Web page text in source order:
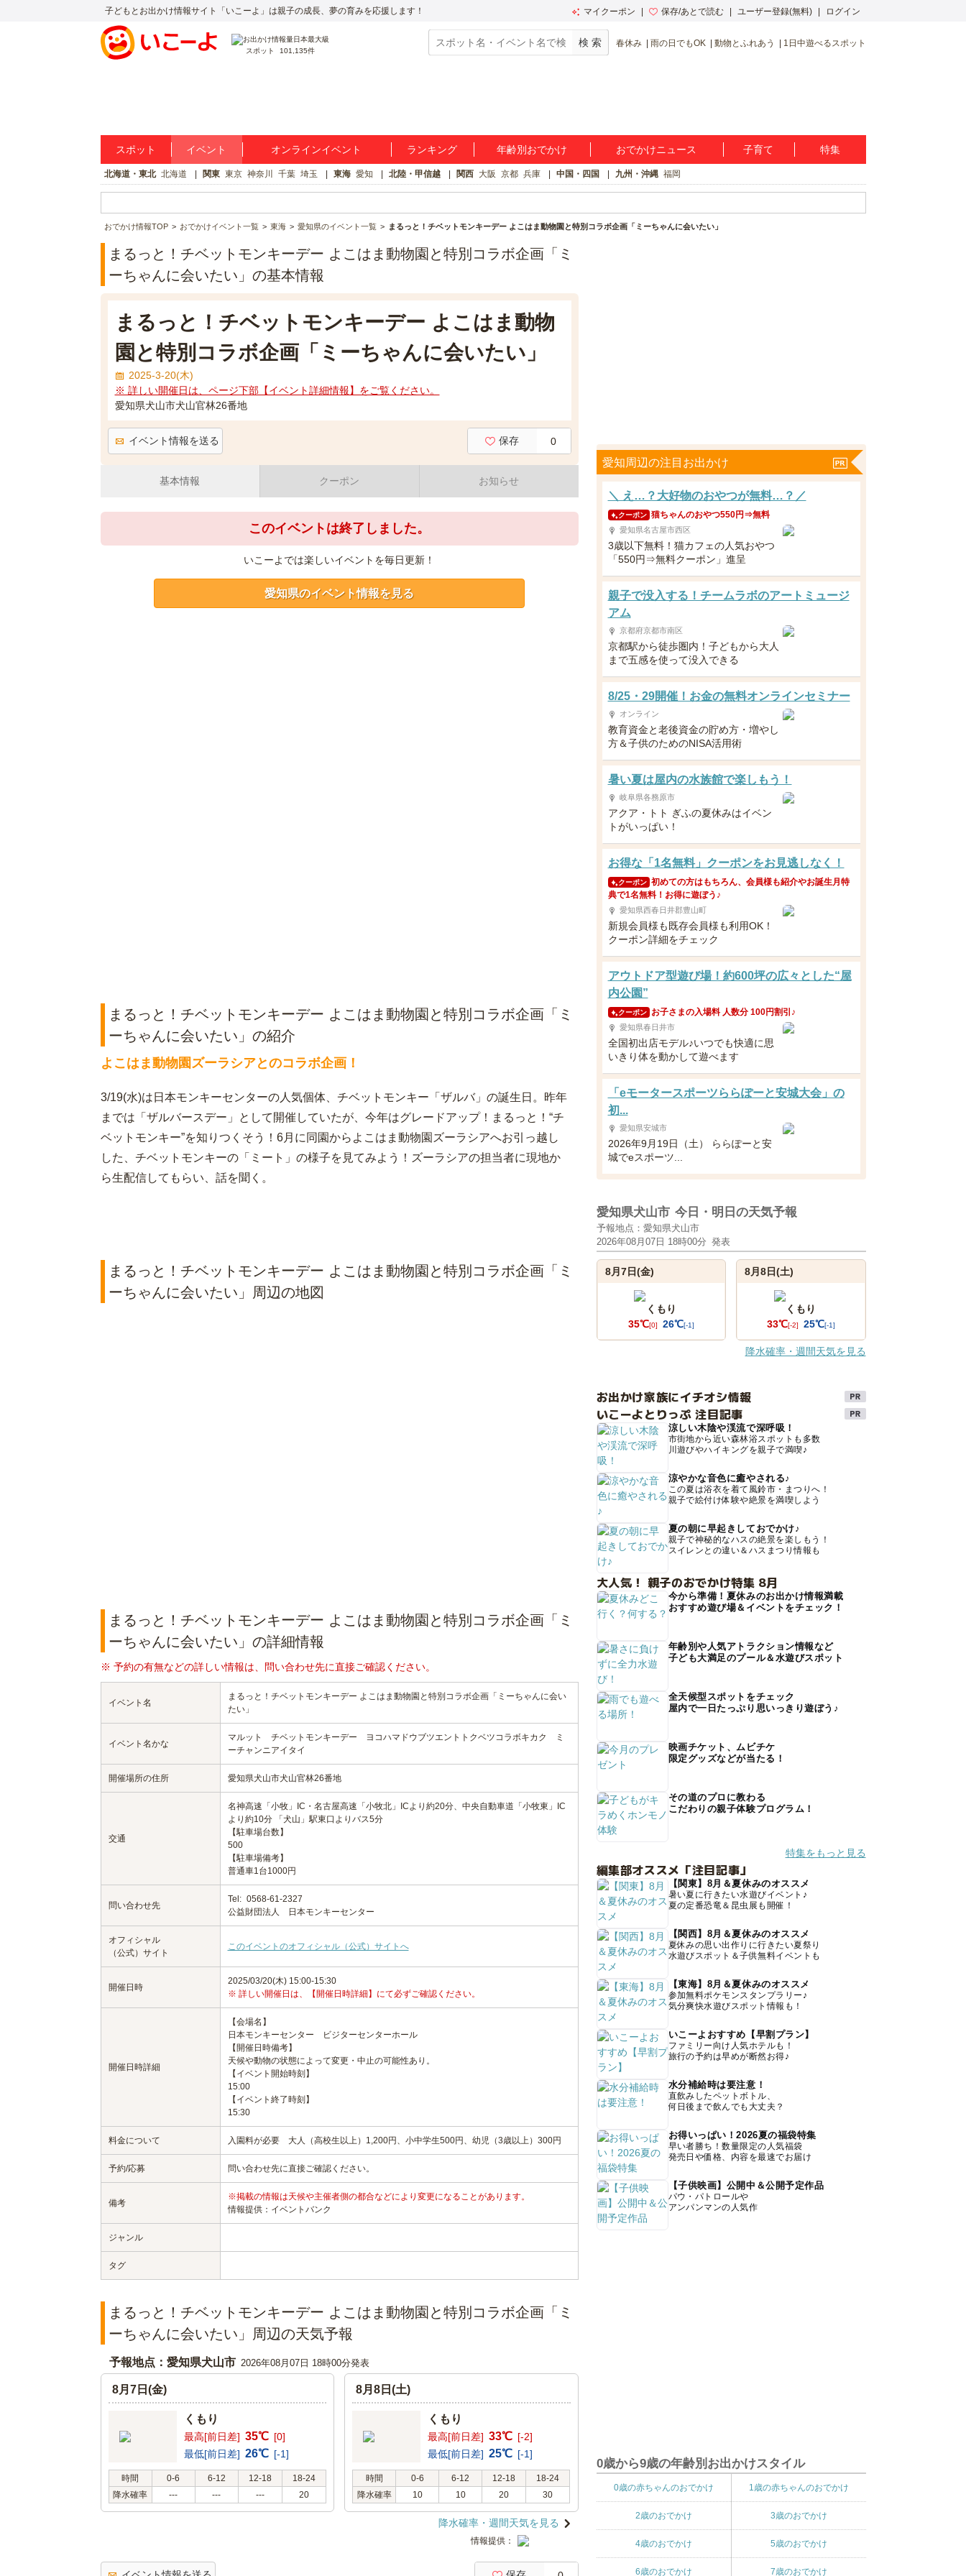
子どもとお出かけ情報サイト「いこーよ」は親子の成長、夢の育みを応援します！ マイクーポン 保存/あとで読む ユーザー登録(無料) ログイン
スポット 101,135件
春休み 雨の日でもOK 動物とふれあう 1日中遊べるスポット
スポット イベント オンラインイベント ランキング 年齢別おでかけ おでかけニュース 子育て 特集
北海道・東北 北海道 関東 東京 神奈川 千葉 埼玉 東海 愛知 北陸・甲信越 関西 大阪 京都 兵庫 中国・四国 九州・沖縄 福岡
おでかけ情報TOP おでかけイベント一覧 東海 愛知県のイベント一覧 まるっと！チベットモンキーデー よこはま動物園と特別コラボ企画「ミーちゃんに会いたい」
まるっと！チベットモンキーデー よこはま動物園と特別コラボ企画「ミ
ーちゃんに会いたい」の基本情報
まるっと！チベットモンキーデー よこはま動物
園と特別コラボ企画「ミーちゃんに会いたい」
2025-3-20(木)
※ 詳しい開催日は、ページ下部【イベント詳細情報】をご覧ください。
愛知県犬山市犬山官林26番地
イベント情報を送る 保存 0
基本情報 クーポン お知らせ
このイベントは終了しました。
いこーよでは楽しいイベントを毎日更新！
愛知県のイベント情報を見る
まるっと！チベットモンキーデー よこはま動物園と特別コラボ企画「ミ
ーちゃんに会いたい」の紹介
よこはま動物園ズーラシアとのコラボ企画！
3/19(水)は日本モンキーセンターの人気個体、チベットモンキー「ザルバ」の誕生日。昨年
までは「ザルバースデー」として開催していたが、今年はグレードアップ！まるっと！“チ
ベットモンキー”を知りつくそう！6月に同園からよこはま動物園ズーラシアへお引っ越し
した、チベットモンキーの「ミート」の様子を見てみよう！ズーラシアの担当者に現地か
ら生配信してもらい、話を聞く。
まるっと！チベットモンキーデー よこはま動物園と特別コラボ企画「ミ
ーちゃんに会いたい」周辺の地図
まるっと！チベットモンキーデー よこはま動物園と特別コラボ企画「ミ
ーちゃんに会いたい」の詳細情報
※ 予約の有無などの詳しい情報は、問い合わせ先に直接ご確認ください。
イベント名
まるっと！チベットモンキーデー よこはま動物園と特別コラボ企画「ミーちゃんに会い
たい」
イベント名かな
マルット チベットモンキーデー ヨコハマドウブツエントトクベツコラボキカク ミ
ーチャンニアイタイ
開催場所の住所 愛知県犬山市犬山官林26番地
交通
名神高速「小牧」IC・名古屋高速「小牧北」ICより約20分、中央自動車道「小牧東」IC
より約10分 「犬山」駅東口よりバス5分
【駐車場台数】
500
【駐車場備考】
普通車1台1000円
問い合わせ先
Tel: 0568-61-2327
公益財団法人 日本モンキーセンター
オフィシャル
（公式）サイト
このイベントのオフィシャル（公式）サイトへ
開催日時
2025/03/20(木) 15:00-15:30
※ 詳しい開催日は、【開催日時詳細】にて必ずご確認ください。
開催日時詳細
【会場名】
日本モンキーセンター ビジターセンターホール
【開催日時備考】
天候や動物の状態によって変更・中止の可能性あり。
【イベント開始時刻】
15:00
【イベント終了時刻】
15:30
料金について 入園料が必要 大人（高校生以上）1,200円、小中学生500円、幼児（3歳以上）300円
予約/応募 問い合わせ先に直接ご確認ください。
備考
※掲載の情報は天候や主催者側の都合などにより変更になることがあります。
情報提供：イベントバンク
ジャンル
タグ
まるっと！チベットモンキーデー よこはま動物園と特別コラボ企画「ミ
ーちゃんに会いたい」周辺の天気予報
予報地点：愛知県犬山市 2026年08月07日 18時00分発表
8月7日(金)
くもり
最高[前日差] 35℃ [0]
最低[前日差] 26℃ [-1]
時間 0-6 6-12 12-18
18-24
降水確率
--- --- --- 20
8月8日(土)
くもり
最高[前日差] 33℃ [-2]
最低[前日差] 25℃ [-1]
時間 0-6 6-12 12-18
18-24
降水確率
10 10 20 30
降水確率・週間天気を見る
情報提供：
愛知周辺の注目お出かけ
＼ え…？大好物のおやつが無料…？／
クーポン 猫ちゃんのおやつ550円⇒無料
愛知県名古屋市西区
3歳以下無料！猫カフェの人気おやつ
「550円⇒無料クーポン」進呈
親子で没入する！チームラボのアートミュージ
アム
京都府京都市南区
京都駅から徒歩圏内！子どもから大人
まで五感を使って没入できる
8/25・29開催！お金の無料オンラインセミナー
オンライン
教育資金と老後資金の貯め方・増やし
方＆子供のためのNISA活用術
暑い夏は屋内の水族館で楽しもう！
岐阜県各務原市
アクア・トト ぎふの夏休みはイベン
トがいっぱい！
お得な「1名無料」クーポンをお見逃しなく！
クーポン 初めての方はもちろん、会員様も紹介やお誕生月特
典で1名無料！お得に遊ぼう♪
愛知県西春日井郡豊山町
新規会員様も既存会員様も利用OK！
クーポン詳細をチェック
アウトドア型遊び場！約600坪の広々とした“屋
内公園”
クーポン お子さまの入場料 人数分 100円割引♪
愛知県春日井市
全国初出店モデル♪いつでも快適に思
いきり体を動かして遊べます
「eモータースポーツららぽーと安城大会」の
初...
愛知県安城市
2026年9月19日（土） ららぽーと安
城でeスポーツ...
愛知県犬山市 今日・明日の天気予報
予報地点：愛知県犬山市
2026年08月07日 18時00分 発表
8月7日(金)
くもり
35℃[0] 26℃[-1]
8月8日(土)
くもり
33℃[-2] 25℃[-1]
降水確率・週間天気を見る
お出かけ家族にイチオシ情報
いこーよとりっぷ 注目記事
涼しい木陰や渓流で深呼吸！
市街地から近い森林浴スポットも多数
川遊びやハイキングを親子で満喫♪
涼やかな音色に癒やされる♪
この夏は浴衣を着て風鈴市・まつりへ！
親子で絵付け体験や絶景を満喫しよう
夏の朝に早起きしておでかけ♪
親子で神秘的なハスの絶景を楽しもう！
スイレンとの違い＆ハスまつり情報も
大人気！ 親子のおでかけ特集 8月
今から準備！夏休みのお出かけ情報満載
おすすめ遊び場＆イベントをチェック！
年齢別や人気アトラクション情報など
子ども大満足のプール＆水遊びスポット
全天候型スポットをチェック
屋内で一日たっぷり思いっきり遊ぼう♪
映画チケット、ムビチケ
限定グッズなどが当たる！
その道のプロに教わる
こだわりの親子体験プログラム！
特集をもっと見る
編集部オススメ「注目記事」
【関東】8月＆夏休みのオススメ
暑い夏に行きたい水遊びイベント♪
夏の定番恐竜＆昆虫展も開催！
【関西】8月＆夏休みのオススメ
夏休みの思い出作りに行きたい夏祭り
水遊びスポット＆子供無料イベントも
【東海】8月＆夏休みのオススメ
参加無料ポケモンスタンプラリー♪
気分爽快水遊びスポット情報も！
いこーよおすすめ【早割プラン】
ファミリー向け人気ホテルも！
旅行の予約は早めが断然お得♪
水分補給時は要注意！
直飲みしたペットボトル、
何日後まで飲んでも大丈夫？
お得いっぱい！2026夏の福袋特集
早い者勝ち！数量限定の人気福袋
発売日や価格、内容を最速でお届け
【子供映画】公開中＆公開予定作品
パウ・パトロールや
アンパンマンの人気作
0歳から9歳の年齢別お出かけスタイル
0歳の赤ちゃんのおでかけ 1歳の赤ちゃんのおでかけ
2歳のおでかけ 3歳のおでかけ
4歳のおでかけ 5歳のおでかけ
6歳のおでかけ 7歳のおでかけ